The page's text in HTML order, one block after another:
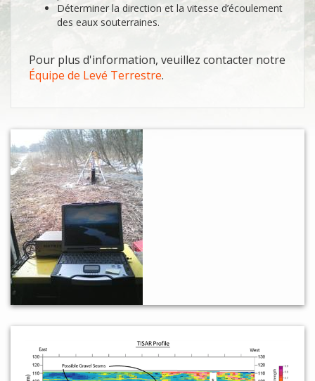
Déterminer la direction et la vitesse d’écoulement
des eaux souterraines.
Pour plus d'information, veuillez contacter notre
Équipe de Levé Terrestre.